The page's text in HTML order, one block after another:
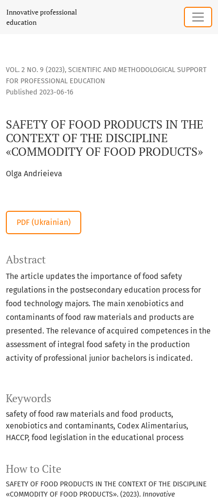
SAFETY OF FOOD PRODUCTS IN THE CONTEXT OF THE
Innovative professional
education
VOL. 2 NO. 9 (2023), SCIENTIFIC AND METHODOLOGICAL SUPPORT
FOR PROFESSIONAL EDUCATION
SAFETY OF FOOD PRODUCTS IN THE
CONTEXT OF THE DISCIPLINE
«COMMODITY OF FOOD PRODUCTS»
Published 2023-06-16
Olga Andrieieva
PDF (Ukrainian)
Keywords
safety of food raw materials and food products,
xenobiotics and contaminants, Codex Alimentarius,
HACCP, food legislation in the educational process
How to Cite
SAFETY OF FOOD PRODUCTS IN THE CONTEXT OF THE DISCIPLINE
«COMMODITY OF FOOD PRODUCTS». (2023). Innovative
Abstract
The article updates the importance of food safety
regulations in the postsecondary education process for
food technology majors. The main xenobiotics and
contaminants of food raw materials and products are
presented. The relevance of acquired competences in the
assessment of integral food safety in the production
activity of professional junior bachelors is indicated.